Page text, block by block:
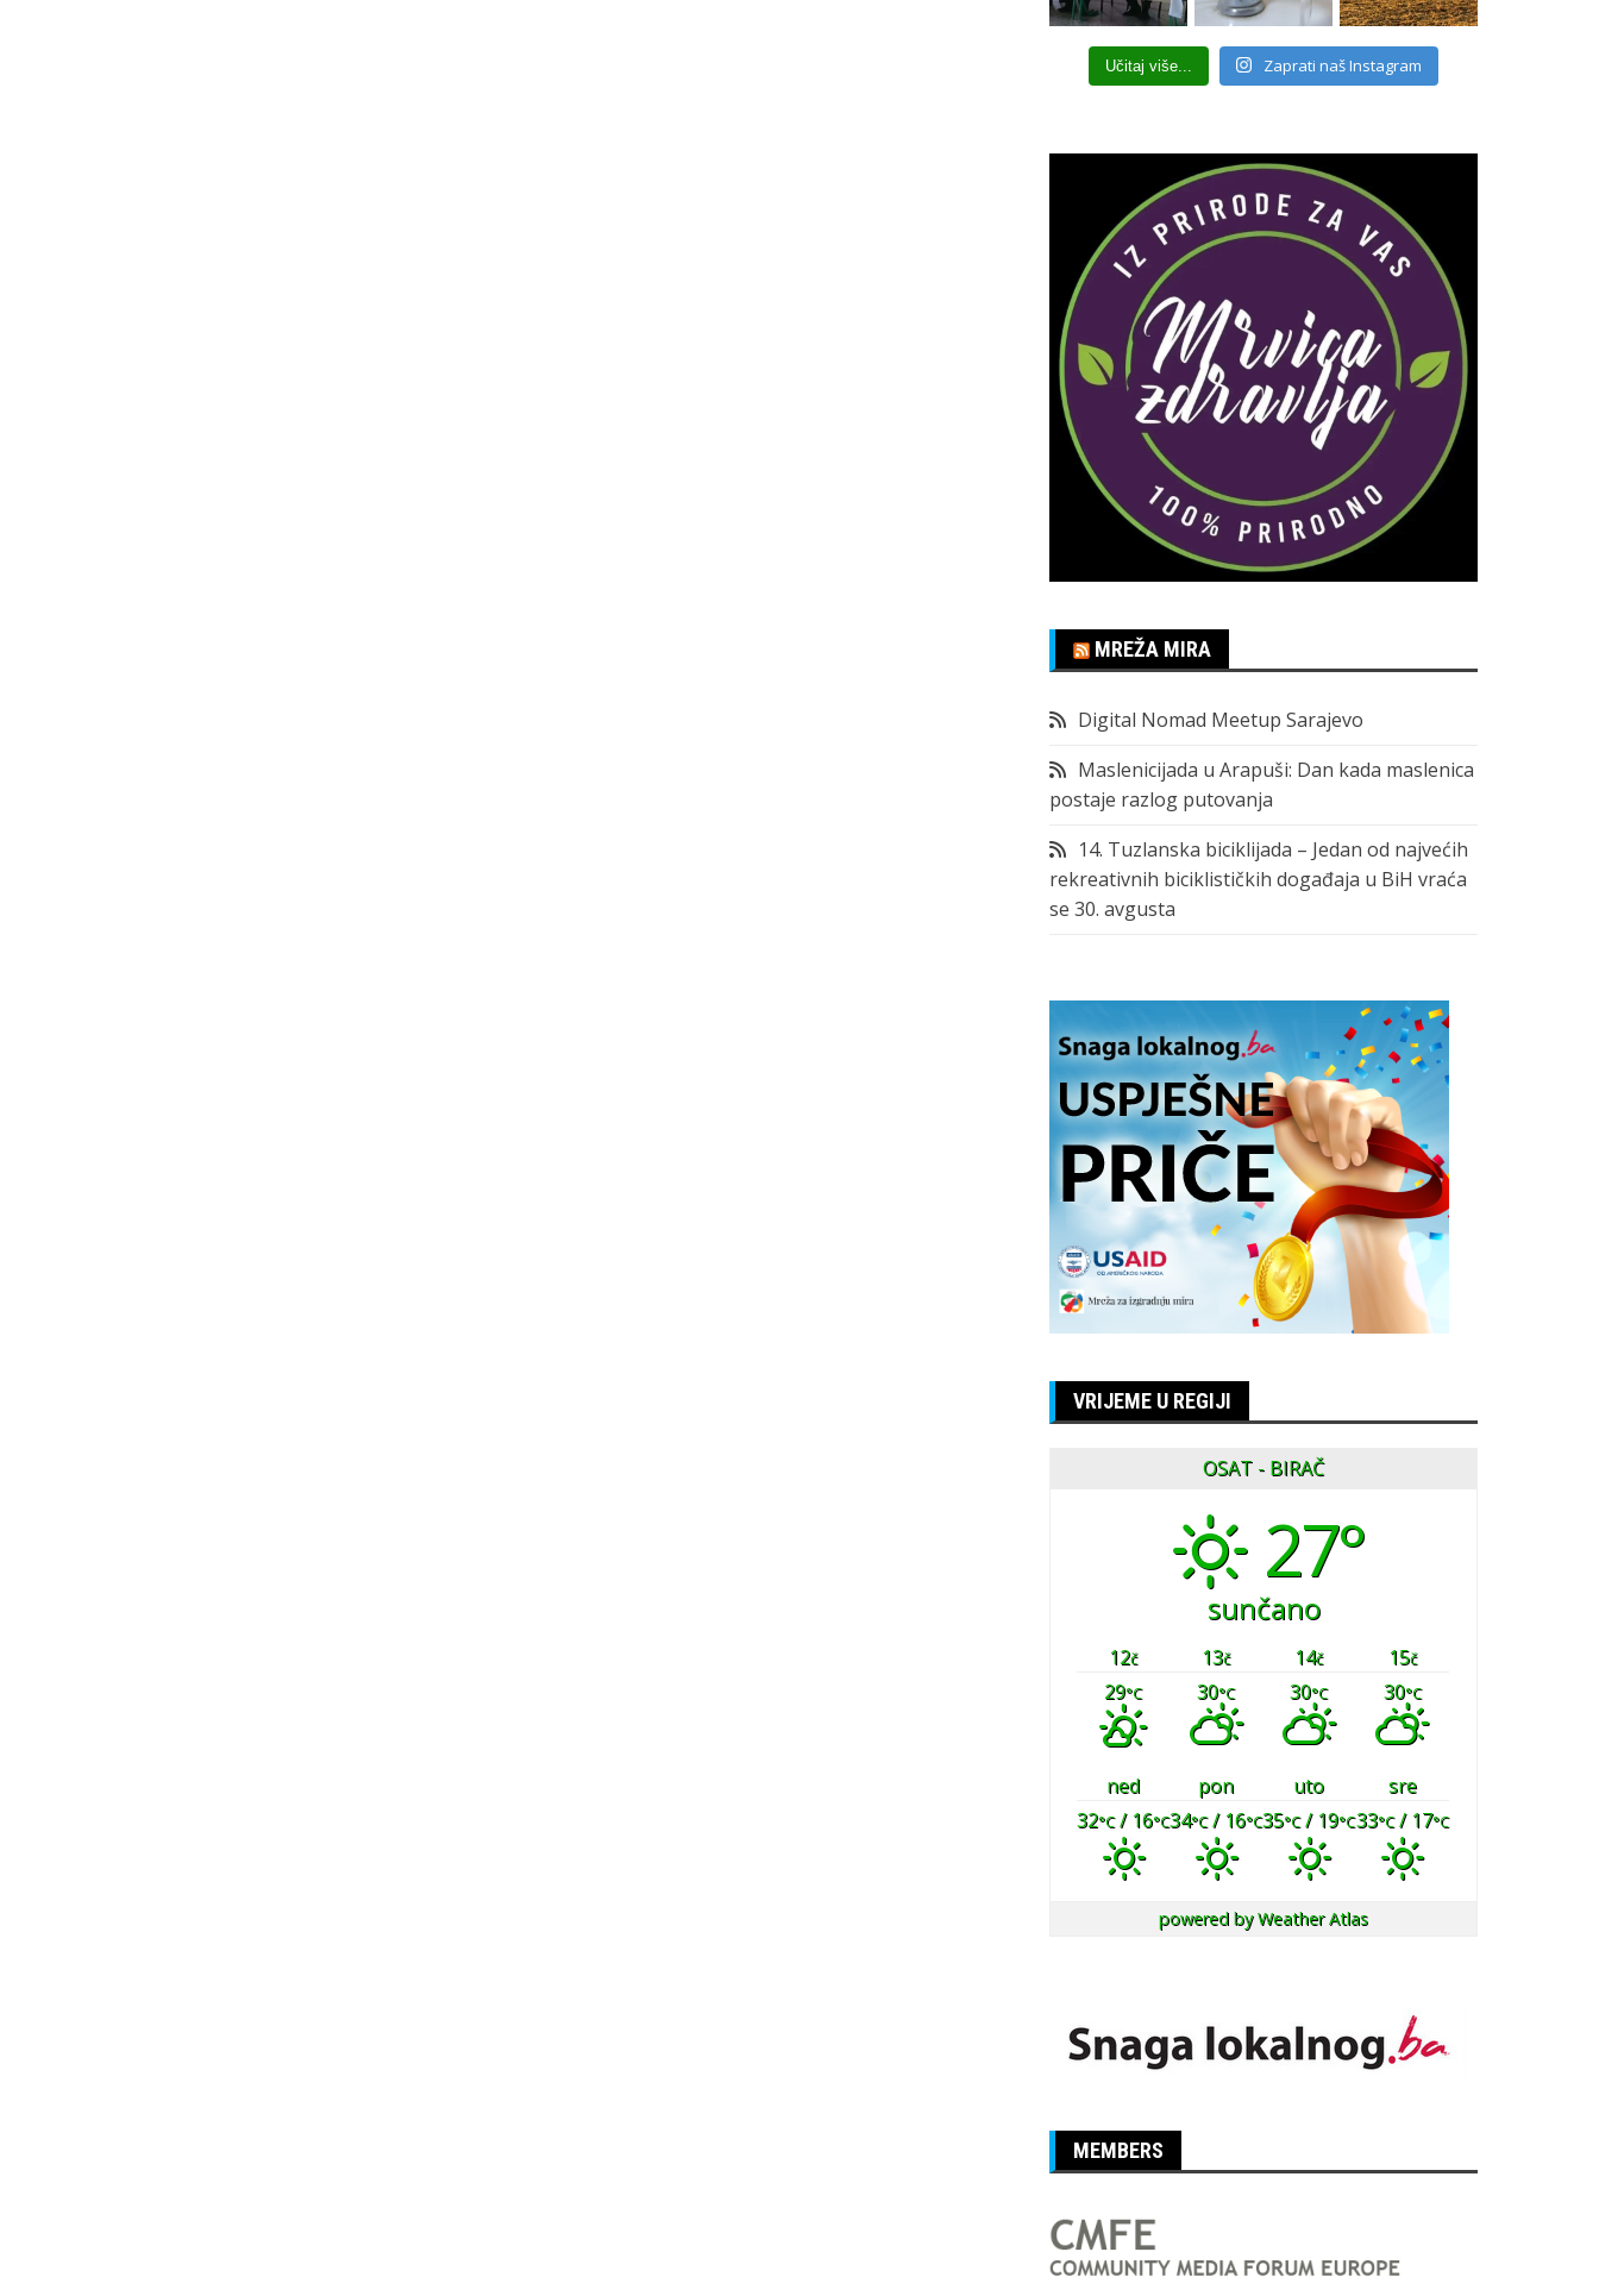
Učitaj više... Zaprati naš Instagram
MREŽA MIRA
Digital Nomad Meetup Sarajevo
Maslenicijada u Arapuši: Dan kada maslenica
postaje razlog putovanja
14. Tuzlanska biciklijada – Jedan od najvećih
rekreativnih biciklističkih događaja u BiH vraća
se 30. avgusta
VRIJEME U REGIJI
OSAT - BIRAČ
27°
sunčano
12č 13č 14č 15č
29°C 30°C 30°C 30°C
ned pon uto
sre
32°C/ 16°C34°C/ 16°C35°C/ 19°C33°C/ 17°C
powered byWeather Atlas
MEMBERS